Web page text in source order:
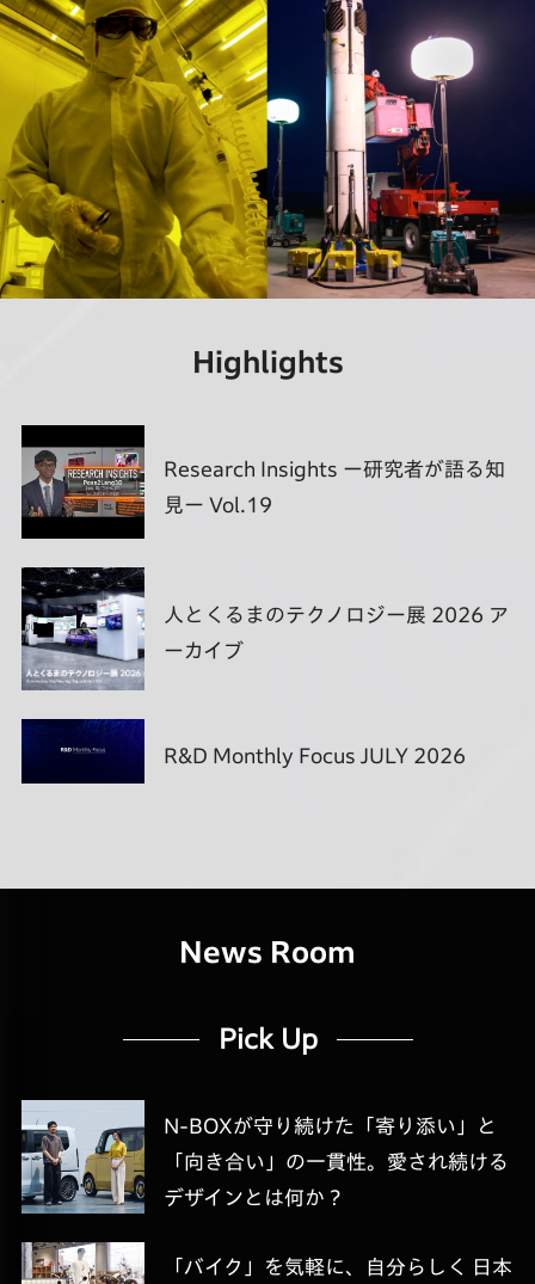
Highlights
Research Insights ー研究者が語る知
見ー Vol.19
人とくるまのテクノロジー展 2026 ア
ーカイブ
R&D Monthly Focus JULY 2026
News Room
Pick Up
N-BOXが守り続けた「寄り添い」と
「向き合い」の一貫性。愛され続ける
デザインとは何か？
「バイク」を気軽に、自分らしく 日本